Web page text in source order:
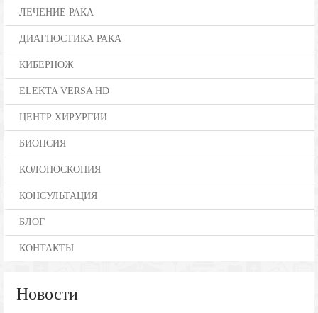
ЛЕЧЕНИЕ РАКА
ДИАГНОСТИКА РАКА
КИБЕРНОЖ
ELEKTA VERSA HD
ЦЕНТР ХИРУРГИИ
БИОПСИЯ
КОЛОНОСКОПИЯ
КОНСУЛЬТАЦИЯ
БЛОГ
КОНТАКТЫ
Новости